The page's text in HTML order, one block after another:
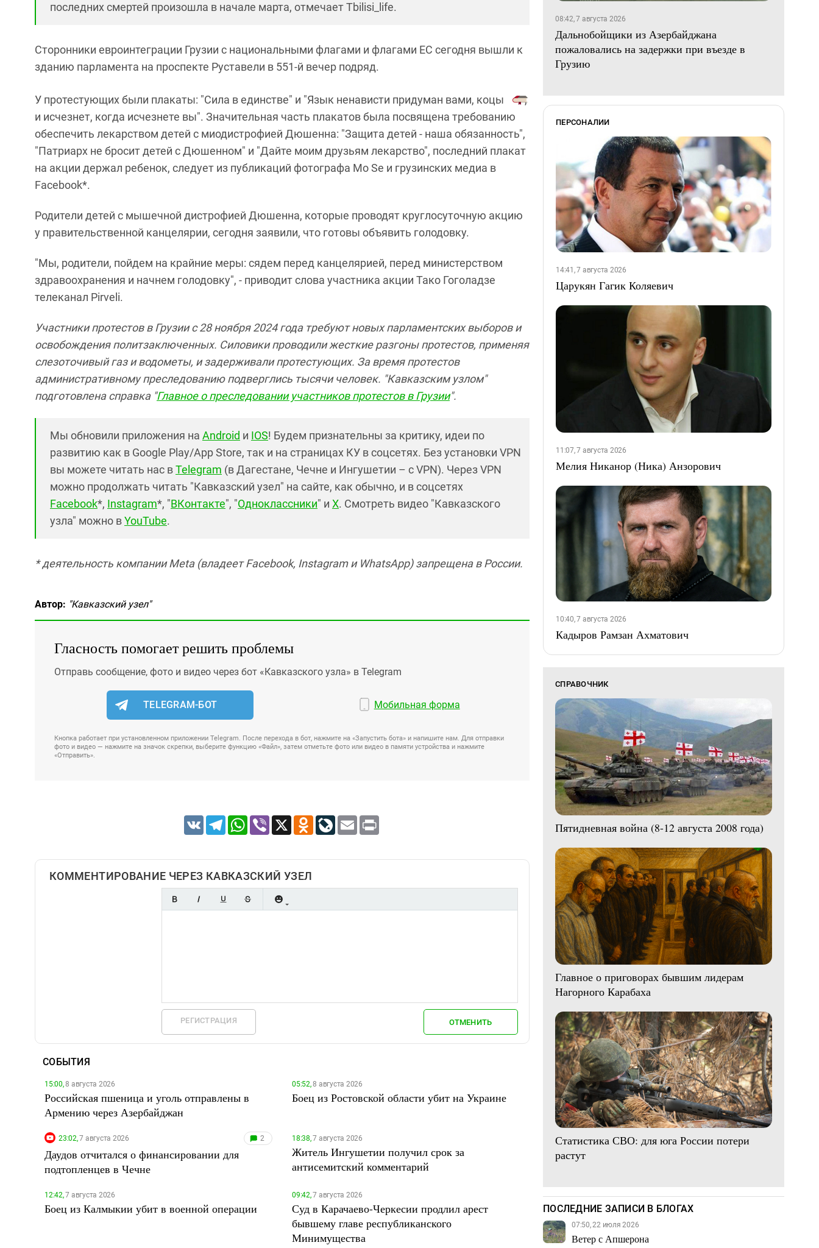
последних смертей произошла в начале марта, отмечает Tbilisi_life.
Сторонники евроинтеграции Грузии с национальными флагами и флагами ЕС сегодня вышли к
зданию парламента на проспекте Руставели в 551-й вечер подряд.
У протестующих были плакаты: "Сила в единстве" и "Язык ненависти придуман вами, коцы
,
и исчезнет, когда исчезнете вы". Значительная часть плакатов была посвящена требованию
обеспечить лекарством детей с миодистрофией Дюшенна: "Защита детей - наша обязанность",
"Патриарх не бросит детей с Дюшенном" и "Дайте моим друзьям лекарство", последний плакат
на акции держал ребенок, следует из публикаций фотографа Mo Se и грузинских медиа в
Facebook*.
Родители детей с мышечной дистрофией Дюшенна, которые проводят круглосуточную акцию
у правительственной канцелярии, сегодня заявили, что готовы объявить голодовку.
"Мы, родители, пойдем на крайние меры: сядем перед канцелярией, перед министерством
здравоохранения и начнем голодовку", - приводит слова участника акции Тако Гоголадзе
телеканал Pirveli.
Участники протестов в Грузии с 28 ноября 2024 года требуют новых парламентских выборов и
освобождения политзаключенных. Силовики проводили жесткие разгоны протестов, применяя
слезоточивый газ и водометы, и задерживали протестующих. За время протестов
административному преследованию подверглись тысячи человек. "Кавказским узлом"
подготовлена справка "Главное о преследовании участников протестов в Грузии".
Мы обновили приложения на Android и IOS! Будем признательны за критику, идеи по
развитию как в Google Play/App Store, так и на страницах КУ в соцсетях. Без установки VPN
вы можете читать нас вTelegram (в Дагестане, Чечне и Ингушетии – с VPN). Через VPN
можно продолжать читать "Кавказский узел" на сайте, как обычно, и в соцсетях
Facebook*, Instagram*, "ВКонтакте", "Одноклассники" и X. Смотреть видео "Кавказского
узла" можно вYouTube.
* деятельность компании Meta (владеет Facebook, Instagram и WhatsApp) запрещена в России.
Автор: "Кавказский узел"
Гласность помогает решить проблемы
Отправь сообщение, фото и видео через бот «Кавказского узла» в Telegram
TELEGRAM-БОТ Мобильная форма
Кнопка работает при установленном приложении Telegram. После перехода в бот, нажмите на «Запустить бота» и напишите нам. Для отправки
фото и видео — нажмите на значок скрепки, выберите функцию «Файл», затем отметьте фото или видео в памяти устройства и нажмите
«Отправить».
VK TelegramWhatsApp
Viber X Odnoklassniki
LiveJournal
Email
КОММЕНТИРОВАНИЕ ЧЕРЕЗ КАВКАЗСКИЙ УЗЕЛ
РЕГИСТРАЦИЯ ОТМЕНИТЬ
СОБЫТИЯ
15:00,8 августа 2026
Российская пшеница и уголь отправлены в
Армению через Азербайджан
05:52,8 августа 2026
Боец из Ростовской области убит на Украине
23:02,7 августа 2026 2
Даудов отчитался о финансировании для
подтопленцев в Чечне
18:38,7 августа 2026
Житель Ингушетии получил срок за
антисемитский комментарий
12:42,7 августа 2026
Боец из Калмыкии убит в военной операции
09:42,7 августа 2026
Суд в Карачаево-Черкесии продлил арест
бывшему главе республиканского
Минимущества
08:42, 7 августа 2026
Дальнобойщики из Азербайджана
пожаловались на задержки при въезде в
Грузию
ПЕРСОНАЛИИ
14:41, 7 августа 2026
Царукян Гагик Коляевич
11:07, 7 августа 2026
Мелия Никанор (Ника) Анзорович
10:40, 7 августа 2026
Кадыров Рамзан Ахматович
СПРАВОЧНИК
Пятидневная война (8-12 августа 2008 года)
Главное о приговорах бывшим лидерам
Нагорного Карабаха
Статистика СВО: для юга России потери
растут
ПОСЛЕДНИЕ ЗАПИСИ В БЛОГАХ
07:50, 22 июля 2026
Ветер с Апшерона